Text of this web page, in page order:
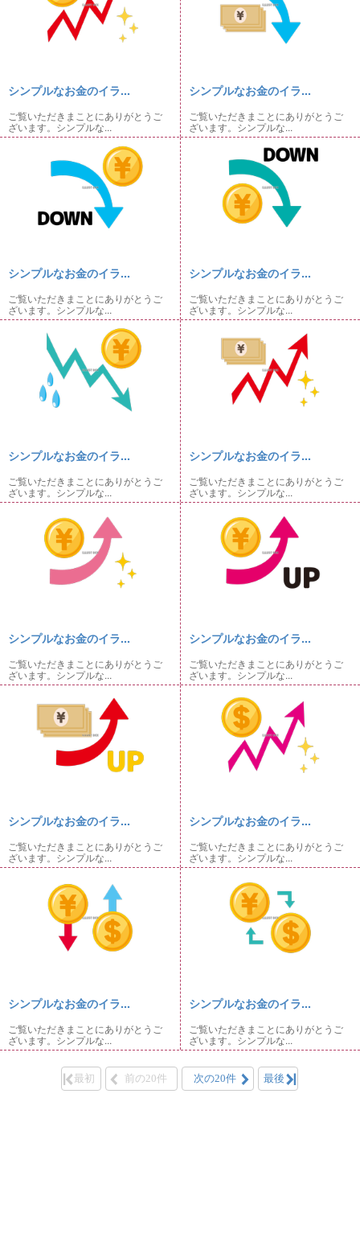
シンプルなお金のイラ...
ご覧いただきまことにありがとうご
ざいます。シンプルな...
シンプルなお金のイラ...
ご覧いただきまことにありがとうご
ざいます。シンプルな...
シンプルなお金のイラ...
ご覧いただきまことにありがとうご
ざいます。シンプルな...
シンプルなお金のイラ...
ご覧いただきまことにありがとうご
ざいます。シンプルな...
シンプルなお金のイラ...
ご覧いただきまことにありがとうご
ざいます。シンプルな...
シンプルなお金のイラ...
ご覧いただきまことにありがとうご
ざいます。シンプルな...
シンプルなお金のイラ...
ご覧いただきまことにありがとうご
ざいます。シンプルな...
シンプルなお金のイラ...
ご覧いただきまことにありがとうご
ざいます。シンプルな...
シンプルなお金のイラ...
ご覧いただきまことにありがとうご
ざいます。シンプルな...
シンプルなお金のイラ...
ご覧いただきまことにありがとうご
ざいます。シンプルな...
シンプルなお金のイラ...
ご覧いただきまことにありがとうご
ざいます。シンプルな...
シンプルなお金のイラ...
ご覧いただきまことにありがとうご
ざいます。シンプルな...
最初 前の20件 次の20件 最後